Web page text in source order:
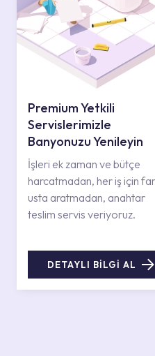
Premium Yetkili
Servislerimizle
Banyonuzu Yenileyin
İşleri ek zaman ve bütçe
harcatmadan, her iş için
usta aratmadan, anahtar
teslim servis veriyoruz.
DETAYLI BİLGİ AL